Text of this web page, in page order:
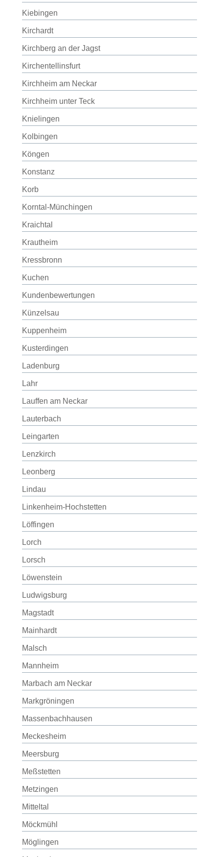
Kiebingen
Kirchardt
Kirchberg an der Jagst
Kirchentellinsfurt
Kirchheim am Neckar
Kirchheim unter Teck
Knielingen
Kolbingen
Köngen
Konstanz
Korb
Korntal-Münchingen
Kraichtal
Krautheim
Kressbronn
Kuchen
Kundenbewertungen
Künzelsau
Kuppenheim
Kusterdingen
Ladenburg
Lahr
Lauffen am Neckar
Lauterbach
Leingarten
Lenzkirch
Leonberg
Lindau
Linkenheim-Hochstetten
Löffingen
Lorch
Lorsch
Löwenstein
Ludwigsburg
Magstadt
Mainhardt
Malsch
Mannheim
Marbach am Neckar
Markgröningen
Massenbachhausen
Meckesheim
Meersburg
Meßstetten
Metzingen
Mitteltal
Möckmühl
Möglingen